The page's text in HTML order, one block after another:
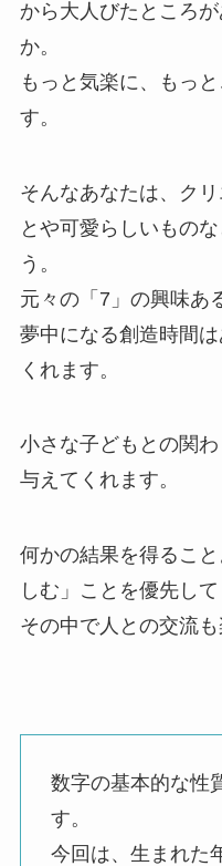
から大人びたところ
か。
もっと気楽に、もっ
す。
そんなあなたは、ク
とや可愛らしいもの
う。
元々の「7」の興味あ
夢中になる創造時間
くれます。
小さな子どもとの関
与えてくれます。
何かの結果を得るこ
しむ」ことを優先して
その中で人との交流
数字の基本的な性
す。
今回は、生まれた